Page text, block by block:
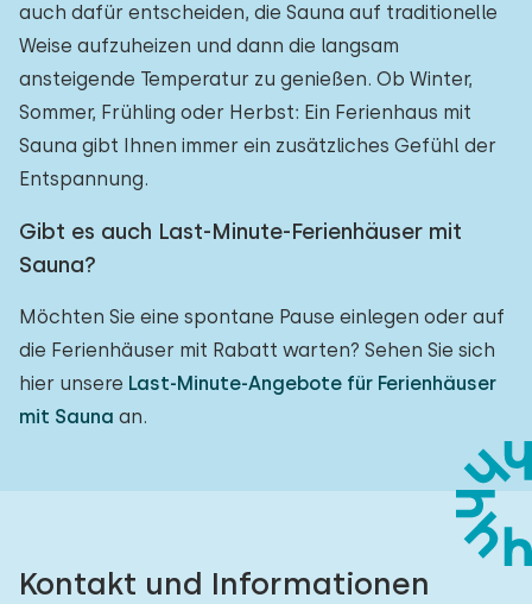
auch dafür entscheiden, die Sauna auf traditionelle
Weise aufzuheizen und dann die langsam
ansteigende Temperatur zu genießen. Ob Winter,
Sommer, Frühling oder Herbst: Ein Ferienhaus mit
Sauna gibt Ihnen immer ein zusätzliches Gefühl der
Entspannung.
Gibt es auch Last-Minute-Ferienhäuser mit
Sauna?
Möchten Sie eine spontane Pause einlegen oder auf
die Ferienhäuser mit Rabatt warten? Sehen Sie sich
hier unsere Last-Minute-Angebote für Ferienhäuser
mit Sauna an.
Kontakt und Informationen